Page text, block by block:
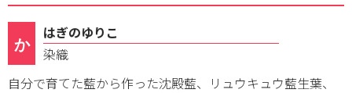
か
はぎのゆりこ
染織
自分で育てた藍から作った沈殿藍、リュウキュウ藍生葉、